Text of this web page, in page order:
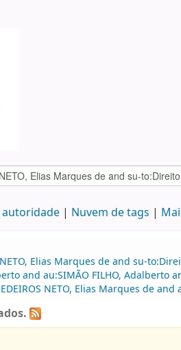
autoridade Nuvem de tags
Elias Marques de and su-
and au:SIMÃO FILHO, Adalberto
NETO, Elias Marques de